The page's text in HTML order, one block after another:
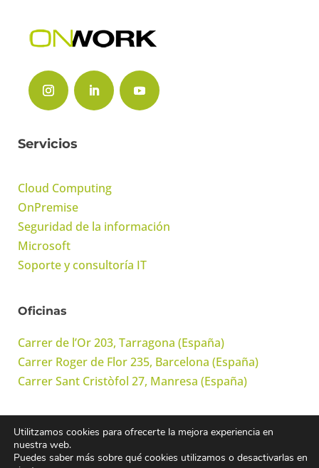
Servicios
Cloud Computing
OnPremise
Seguridad de la información
Microsoft
Soporte y consultoría IT
Oficinas
Carrer de l’Or 203, Tarragona (España)
Carrer Roger de Flor 235, Barcelona (España)
Carrer Sant Cristòfol 27, Manresa (España)
© Onwork Cloud, S.L. Todos los derechos reservados
Utilitzamos cookies para ofrecerte la mejora experiencia en
nuestra web.
Puedes saber más sobre qué cookies utilizamos o desactivarlas en